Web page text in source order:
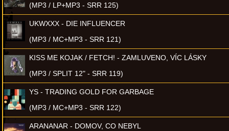
(MP3 / LP+MP3 - SRR 125)
UKWXXX - DIE INFLUENCER
(MP3 / MC+MP3 - SRR 121)
KISS ME KOJAK / FETCH! - ZAMLUVENO, VÍC LÁSKY
(MP3 / SPLIT 12" - SRR 119)
YS - TRADING GOLD FOR GARBAGE
(MP3 / MC+MP3 - SRR 122)
ARANANAR - DOMOV, CO NEBYL